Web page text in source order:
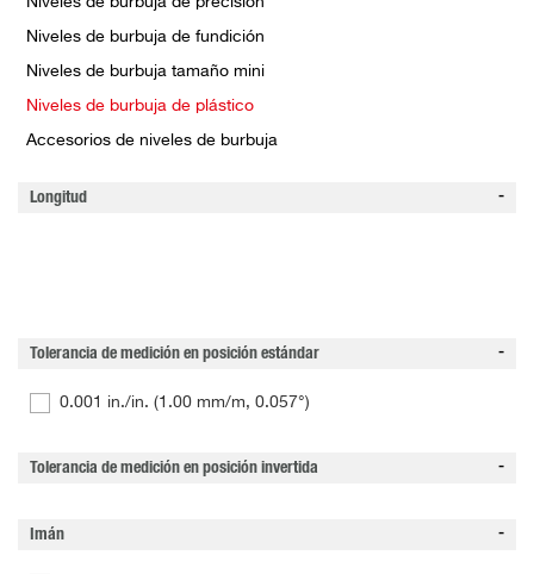
Niveles de burbuja de fundición
Niveles de burbuja tamaño mini
Niveles de burbuja de plástico
Accesorios de niveles de burbuja
Longitud
Tolerancia de medición en posición estándar
0.001 in./in. (1.00 mm/m, 0.057°)
Tolerancia de medición en posición invertida
Imán